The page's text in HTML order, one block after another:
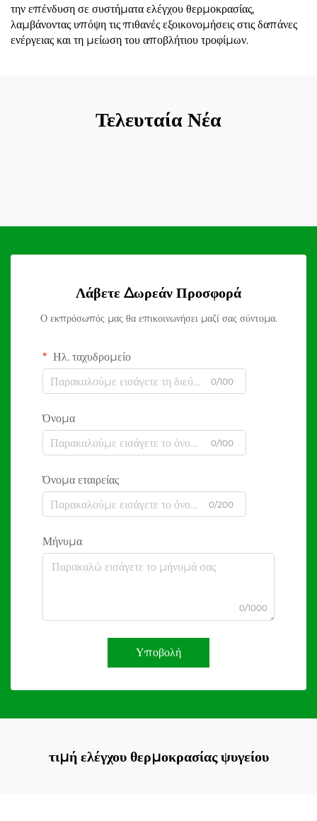
την επένδυση σε συστήματα ελέγχου θερμοκρασίας,
λαμβάνοντας υπόψη τις πιθανές εξοικονομήσεις στις δαπάνες
ενέργειας και τη μείωση του αποβλήτιου τροφίμων.
Τελευταία Νέα
Λάβετε Δωρεάν Προσφορά
Ο εκπρόσωπός μας θα επικοινωνήσει μαζί σας σύντομα.
Ηλ. ταχυδρομείο
0/100
Όνομα
0/100
Όνομα εταιρείας
0/200
Μήνυμα
0/1000
Υποβολή
τιμή ελέγχου θερμοκρασίας ψυγείου